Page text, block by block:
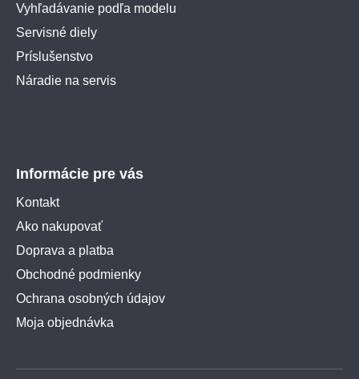
Vyhľadávanie podľa modelu
Servisné diely
Príslušenstvo
Náradie na servis
Informácie pre vás
Kontakt
Ako nakupovať
Doprava a platba
Obchodné podmienky
Ochrana osobných údajov
Moja objednávka